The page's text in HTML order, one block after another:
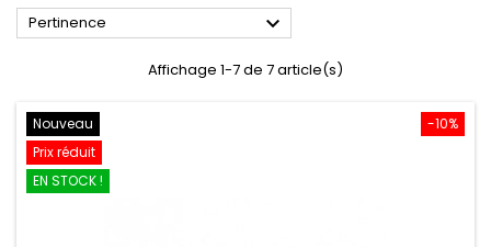
Pertinence 
Affichage 1-7 de 7 article(s)
-10%
Nouveau
Prix réduit
EN STOCK !